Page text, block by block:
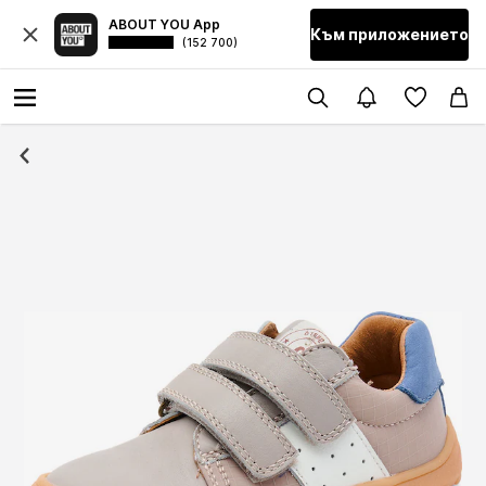
ABOUT YOU App
(152 700) Към приложението